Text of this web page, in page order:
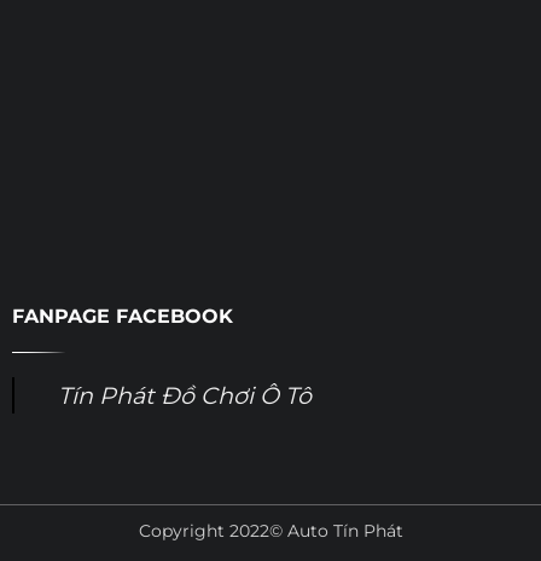
FANPAGE FACEBOOK
Tín Phát Đồ Chơi Ô Tô
Copyright 2022© Auto Tín Phát